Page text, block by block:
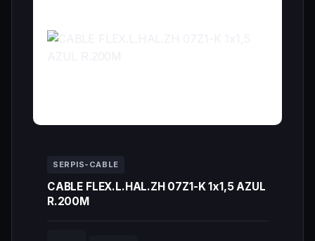
SERPIS-CABLE
CABLE FLEX.L.HAL.ZH 07Z1-K 1x1,5 AZUL
R.200M